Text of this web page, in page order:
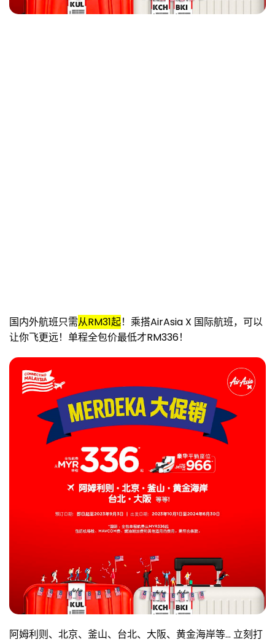
国内外航班只需从RM31起！ 乘搭AirAsia X 国际航班，可以
让你飞更远！单程全包价最低才RM336！
阿姆利则、北京、釜山、台北、大阪、黄金海岸等... 立刻打